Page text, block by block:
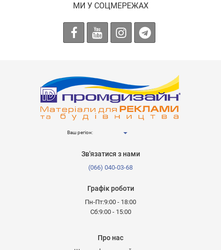
МИ У СОЦМЕРЕЖАХ
Ваш регіон:
Зв'язатися з нами
(066) 040-03-68
Графік роботи
Пн-Пт:9:00 - 18:00
Сб:9:00 - 15:00
Про нас